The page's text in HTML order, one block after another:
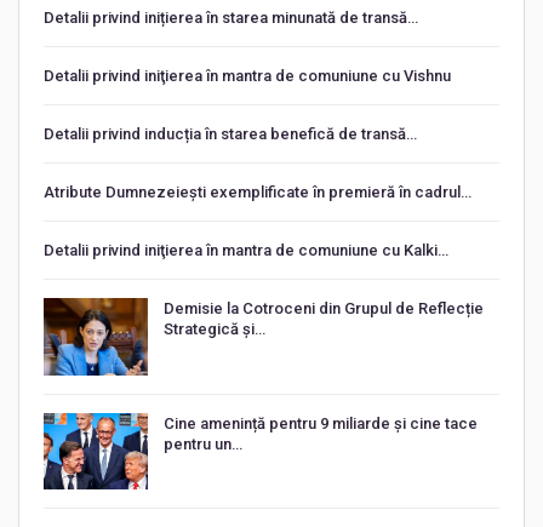
Detalii privind inițierea în starea minunată de transă…
Detalii privind iniţierea în mantra de comuniune cu Vishnu
Detalii privind inducția în starea benefică de transă…
Atribute Dumnezeiești exemplificate în premieră în cadrul…
Detalii privind iniţierea în mantra de comuniune cu Kalki…
Demisie la Cotroceni din Grupul de Reflecție
Strategică și…
Cine amenință pentru 9 miliarde și cine tace
pentru un…